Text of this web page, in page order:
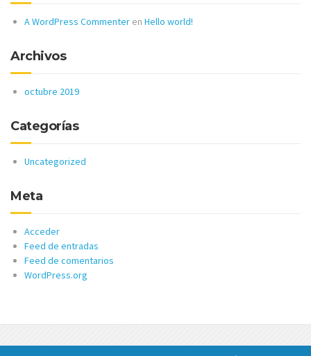
A WordPress Commenter en Hello world!
Archivos
octubre 2019
Categorías
Uncategorized
Meta
Acceder
Feed de entradas
Feed de comentarios
WordPress.org